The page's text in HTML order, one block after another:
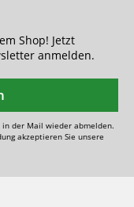
Shop! Jetzt
anmelden.
der Mail wieder abmelden.
akzeptieren Sie unsere